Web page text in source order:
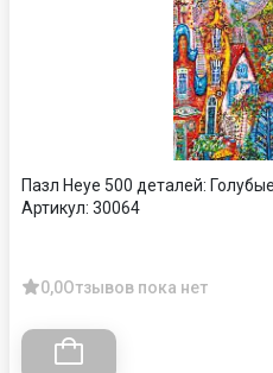
Пазл Heye 500 деталей:
Артикул: 30064
0,0Отзывов пока нет